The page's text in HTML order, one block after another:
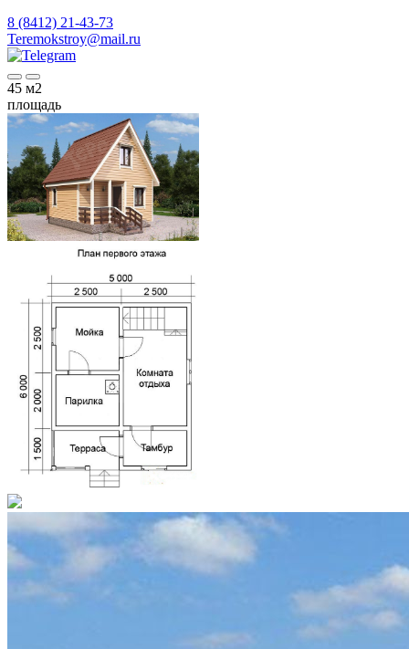
8 (8412) 21-43-73
Teremokstroy@mail.ru
45 м2
площадь